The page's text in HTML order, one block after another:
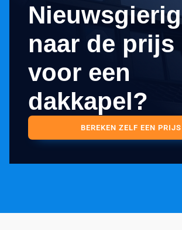
Nieuwsgierig
naar de prijs
voor een
dakkapel?
BEREKEN ZELF EEN PRIJS